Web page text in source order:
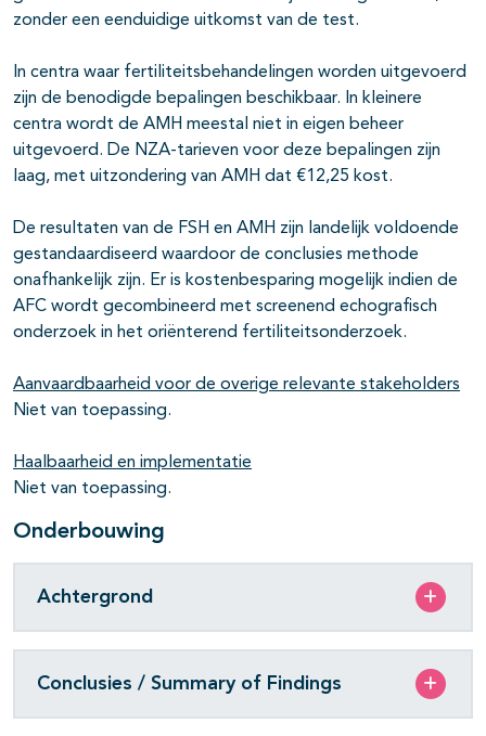
zonder een eenduidige uitkomst van de test.
In centra waar fertiliteitsbehandelingen worden uitgevoerd
zijn de benodigde bepalingen beschikbaar. In kleinere
centra wordt de AMH meestal niet in eigen beheer
uitgevoerd. De NZA-tarieven voor deze bepalingen zijn
laag, met uitzondering van AMH dat €12,25 kost.
De resultaten van de FSH en AMH zijn landelijk voldoende
gestandaardiseerd waardoor de conclusies methode
onafhankelijk zijn. Er is kostenbesparing mogelijk indien de
AFC wordt gecombineerd met screenend echografisch
onderzoek in het oriënterend fertiliteitsonderzoek.
Aanvaardbaarheid voor de overige relevante stakeholders
Niet van toepassing.
Haalbaarheid en implementatie
Niet van toepassing.
Onderbouwing
Achtergrond
Conclusies / Summary of Findings